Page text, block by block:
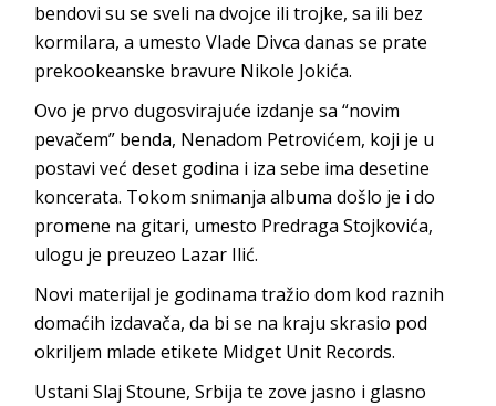
bendovi su se sveli na dvojce ili trojke, sa ili bez
kormilara, a umesto Vlade Divca danas se prate
prekookeanske bravure Nikole Jokića.
Ovo je prvo dugosvirajuće izdanje sa “novim
pevačem” benda, Nenadom Petrovićem, koji je u
postavi već deset godina i iza sebe ima desetine
koncerata. Tokom snimanja albuma došlo je i do
promene na gitari, umesto Predraga Stojkovića,
ulogu je preuzeo Lazar Ilić.
Novi materijal je godinama tražio dom kod raznih
domaćih izdavača, da bi se na kraju skrasio pod
okriljem mlade etikete Midget Unit Records.
Ustani Slaj Stoune, Srbija te zove jasno i glasno